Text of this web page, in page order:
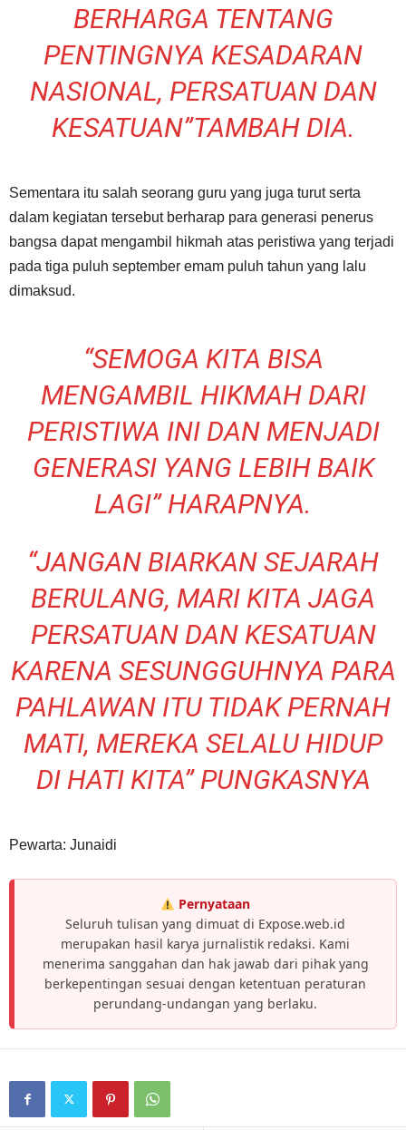
BERHARGA TENTANG
PENTINGNYA KESADARAN
NASIONAL, PERSATUAN DAN
KESATUAN”TAMBAH DIA.
Sementara itu salah seorang guru yang juga turut serta
dalam kegiatan tersebut berharap para generasi penerus
bangsa dapat mengambil hikmah atas peristiwa yang terjadi
pada tiga puluh september emam puluh tahun yang lalu
dimaksud.
“SEMOGA KITA BISA
MENGAMBIL HIKMAH DARI
PERISTIWA INI DAN MENJADI
GENERASI YANG LEBIH BAIK
LAGI” HARAPNYA.
“JANGAN BIARKAN SEJARAH
BERULANG, MARI KITA JAGA
PERSATUAN DAN KESATUAN
KARENA SESUNGGUHNYA PARA
PAHLAWAN ITU TIDAK PERNAH
MATI, MEREKA SELALU HIDUP
DI HATI KITA” PUNGKASNYA
Pewarta: Junaidi
Pernyataan
Seluruh tulisan yang dimuat di Expose.web.id
merupakan hasil karya jurnalistik redaksi. Kami
menerima sanggahan dan hak jawab dari pihak yang
berkepentingan sesuai dengan ketentuan peraturan
perundang-undangan yang berlaku.